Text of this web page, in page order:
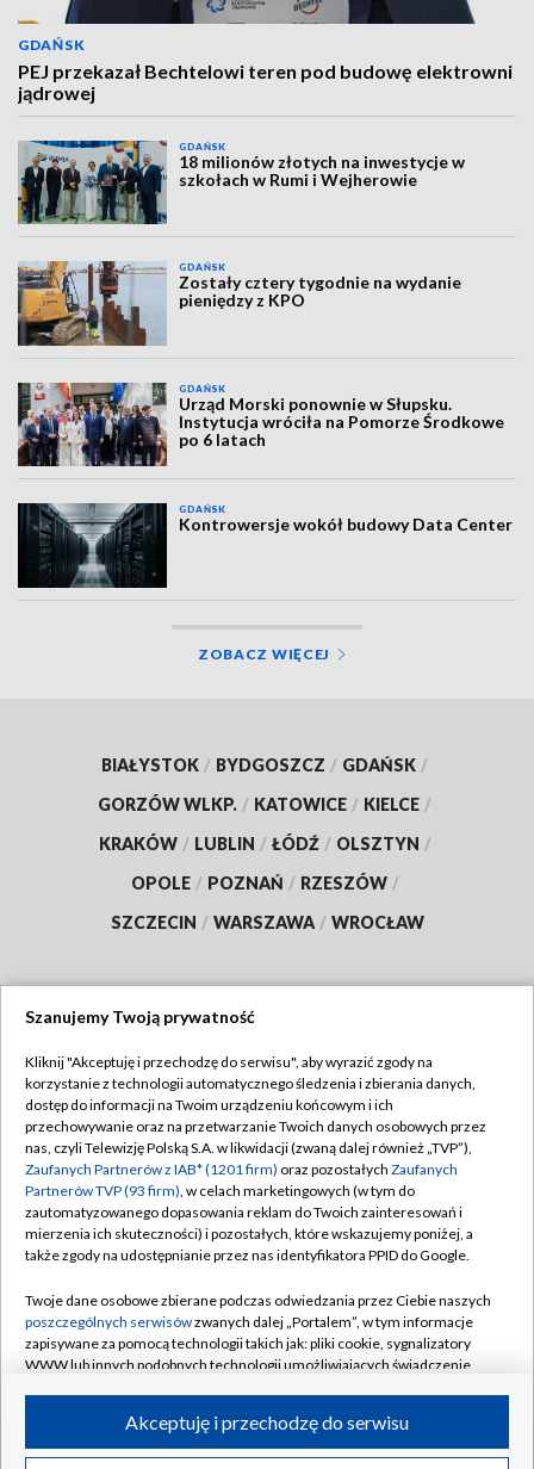
GDAŃSK
PEJ przekazał Bechtelowi teren pod budowę elektrowni
jądrowej
GDAŃSK
18 milionów złotych na inwestycje w
szkołach w Rumi i Wejherowie
GDAŃSK
Zostały cztery tygodnie na wydanie
pieniędzy z KPO
GDAŃSK
Urząd Morski ponownie w Słupsku.
Instytucja wróciła na Pomorze Środkowe
po 6 latach
GDAŃSK
Kontrowersje wokół budowy Data Center
ZOBACZ WIĘCEJ
BIAŁYSTOK / BYDGOSZCZ / GDAŃSK /
GORZÓW WLKP. / KATOWICE / KIELCE /
KRAKÓW / LUBLIN / ŁÓDŹ / OLSZTYN /
OPOLE / POZNAŃ / RZESZÓW /
SZCZECIN / WARSZAWA / WROCŁAW
TVP
Abonament TVP
Emisja w TVP
Centrum informacji TVP
Naziemna Telewizja Cyfrowa
Rada Programowa
System NOS
Informacje o nadawcy
Program dla prasy
Regulamin TVP
Polityka prywatności
Moje zgody
Pomoc
Kontakt
Kanały
©2026 Telewizja Polska S.A. w likwidacji
Szanujemy Twoją prywatność
Kliknij "Akceptuję i przechodzę do serwisu", aby wyrazić zgody na
korzystanie z technologii automatycznego śledzenia i zbierania danych,
dostęp do informacji na Twoim urządzeniu końcowym i ich
przechowywanie oraz na przetwarzanie Twoich danych osobowych przez
nas, czyli Telewizję Polską S.A. w likwidacji (zwaną dalej również „TVP”),
Zaufanych Partnerów z IAB* (1201 firm) oraz pozostałych Zaufanych
Partnerów TVP (93 firm), w celach marketingowych (w tym do
zautomatyzowanego dopasowania reklam do Twoich zainteresowań i
mierzenia ich skuteczności) i pozostałych, które wskazujemy poniżej, a
także zgody na udostępnianie przez nas identyfikatora PPID do Google.
Twoje dane osobowe zbierane podczas odwiedzania przez Ciebie naszych
poszczególnych serwisówzwanych dalej „Portalem”, w tym informacje
zapisywane za pomocą technologii takich jak: pliki cookie, sygnalizatory
WWW lub innych podobnych technologii umożliwiających świadczenie
ruchu w Internecie.Akceptuję i przechodzę do serwisu